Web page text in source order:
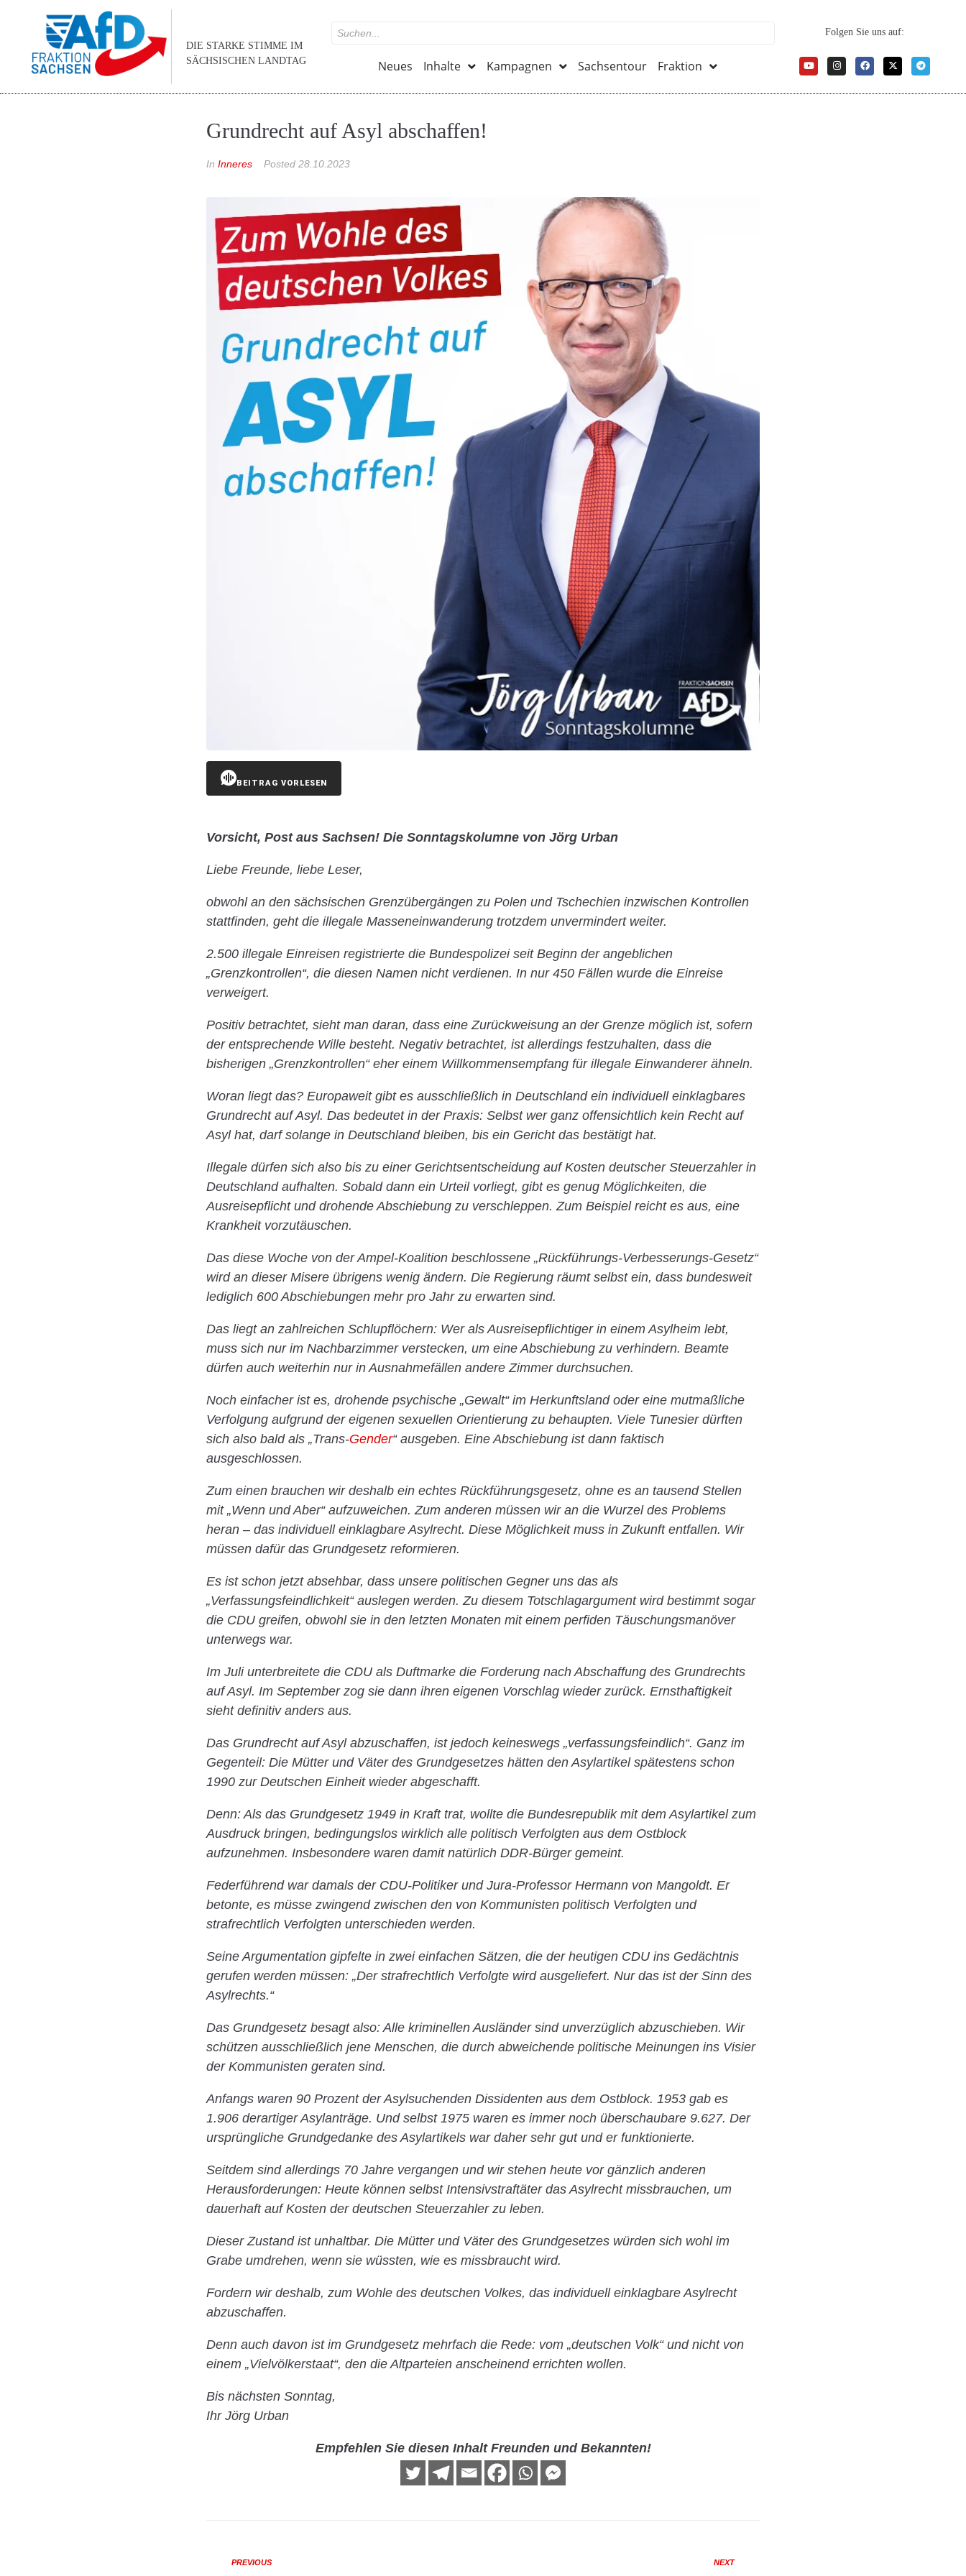
DIE STARKE STIMME IM
SÄCHSISCHEN LANDTAG
Neues Inhalte Kampagnen Sachsentour Fraktion
Folgen Sie uns auf:
Grundrecht auf Asyl abschaffen!
In Inneres Posted 28.10.2023
BEITRAG VORLESEN
Vorsicht, Post aus Sachsen! Die Sonntagskolumne von Jörg Urban
Liebe Freunde, liebe Leser,
obwohl an den sächsischen Grenzübergängen zu Polen und Tschechien inzwischen Kontrollen
stattfinden, geht die illegale Masseneinwanderung trotzdem unvermindert weiter.
2.500 illegale Einreisen registrierte die Bundespolizei seit Beginn der angeblichen
„Grenzkontrollen“, die diesen Namen nicht verdienen. In nur 450 Fällen wurde die Einreise
verweigert.
Positiv betrachtet, sieht man daran, dass eine Zurückweisung an der Grenze möglich ist, sofern
der entsprechende Wille besteht. Negativ betrachtet, ist allerdings festzuhalten, dass die
bisherigen „Grenzkontrollen“ eher einem Willkommensempfang für illegale Einwanderer ähneln.
Woran liegt das? Europaweit gibt es ausschließlich in Deutschland ein individuell einklagbares
Grundrecht auf Asyl. Das bedeutet in der Praxis: Selbst wer ganz offensichtlich kein Recht auf
Asyl hat, darf solange in Deutschland bleiben, bis ein Gericht das bestätigt hat.
Illegale dürfen sich also bis zu einer Gerichtsentscheidung auf Kosten deutscher Steuerzahler in
Deutschland aufhalten. Sobald dann ein Urteil vorliegt, gibt es genug Möglichkeiten, die
Ausreisepflicht und drohende Abschiebung zu verschleppen. Zum Beispiel reicht es aus, eine
Krankheit vorzutäuschen.
Das diese Woche von der Ampel-Koalition beschlossene „Rückführungs-Verbesserungs-Gesetz“
wird an dieser Misere übrigens wenig ändern. Die Regierung räumt selbst ein, dass bundesweit
lediglich 600 Abschiebungen mehr pro Jahr zu erwarten sind.
Das liegt an zahlreichen Schlupflöchern: Wer als Ausreisepflichtiger in einem Asylheim lebt,
muss sich nur im Nachbarzimmer verstecken, um eine Abschiebung zu verhindern. Beamte
dürfen auch weiterhin nur in Ausnahmefällen andere Zimmer durchsuchen.
Noch einfacher ist es, drohende psychische „Gewalt“ im Herkunftsland oder eine mutmaßliche
Verfolgung aufgrund der eigenen sexuellen Orientierung zu behaupten. Viele Tunesier dürften
sich also bald als „Trans-Gender“ ausgeben. Eine Abschiebung ist dann faktisch
ausgeschlossen.
Zum einen brauchen wir deshalb ein echtes Rückführungsgesetz, ohne es an tausend Stellen
mit „Wenn und Aber“ aufzuweichen. Zum anderen müssen wir an die Wurzel des Problems
heran – das individuell einklagbare Asylrecht. Diese Möglichkeit muss in Zukunft entfallen. Wir
müssen dafür das Grundgesetz reformieren.
Es ist schon jetzt absehbar, dass unsere politischen Gegner uns das als
„Verfassungsfeindlichkeit“ auslegen werden. Zu diesem Totschlagargument wird bestimmt sogar
die CDU greifen, obwohl sie in den letzten Monaten mit einem perfiden Täuschungsmanöver
unterwegs war.
Im Juli unterbreitete die CDU als Duftmarke die Forderung nach Abschaffung des Grundrechts
auf Asyl. Im September zog sie dann ihren eigenen Vorschlag wieder zurück. Ernsthaftigkeit
sieht definitiv anders aus.
Das Grundrecht auf Asyl abzuschaffen, ist jedoch keineswegs „verfassungsfeindlich“. Ganz im
Gegenteil: Die Mütter und Väter des Grundgesetzes hätten den Asylartikel spätestens schon
1990 zur Deutschen Einheit wieder abgeschafft.
Denn: Als das Grundgesetz 1949 in Kraft trat, wollte die Bundesrepublik mit dem Asylartikel zum
Ausdruck bringen, bedingungslos wirklich alle politisch Verfolgten aus dem Ostblock
aufzunehmen. Insbesondere waren damit natürlich DDR-Bürger gemeint.
Federführend war damals der CDU-Politiker und Jura-Professor Hermann von Mangoldt. Er
betonte, es müsse zwingend zwischen den von Kommunisten politisch Verfolgten und
strafrechtlich Verfolgten unterschieden werden.
Seine Argumentation gipfelte in zwei einfachen Sätzen, die der heutigen CDU ins Gedächtnis
gerufen werden müssen: „Der strafrechtlich Verfolgte wird ausgeliefert. Nur das ist der Sinn des
Asylrechts.“
Das Grundgesetz besagt also: Alle kriminellen Ausländer sind unverzüglich abzuschieben. Wir
schützen ausschließlich jene Menschen, die durch abweichende politische Meinungen ins Visier
der Kommunisten geraten sind.
Anfangs waren 90 Prozent der Asylsuchenden Dissidenten aus dem Ostblock. 1953 gab es
1.906 derartiger Asylanträge. Und selbst 1975 waren es immer noch überschaubare 9.627. Der
ursprüngliche Grundgedanke des Asylartikels war daher sehr gut und er funktionierte.
Seitdem sind allerdings 70 Jahre vergangen und wir stehen heute vor gänzlich anderen
Herausforderungen: Heute können selbst Intensivstraftäter das Asylrecht missbrauchen, um
dauerhaft auf Kosten der deutschen Steuerzahler zu leben.
Dieser Zustand ist unhaltbar. Die Mütter und Väter des Grundgesetzes würden sich wohl im
Grabe umdrehen, wenn sie wüssten, wie es missbraucht wird.
Fordern wir deshalb, zum Wohle des deutschen Volkes, das individuell einklagbare Asylrecht
abzuschaffen.
Denn auch davon ist im Grundgesetz mehrfach die Rede: vom „deutschen Volk“ und nicht von
einem „Vielvölkerstaat“, den die Altparteien anscheinend errichten wollen.
Bis nächsten Sonntag,
Ihr Jörg Urban
Empfehlen Sie diesen Inhalt Freunden und Bekannten!
PREVIOUS NEXT